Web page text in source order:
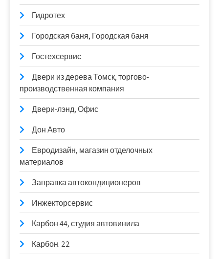
Гидротех
Городская баня, Городская баня
Гостехсервис
Двери из дерева Томск, торгово-
производственная компания
Двери-лэнд, Офис
Дон Авто
Евродизайн, магазин отделочных
материалов
Заправка автокондиционеров
Инжекторсервис
Карбон 44, студия автовинила
Карбон. 22